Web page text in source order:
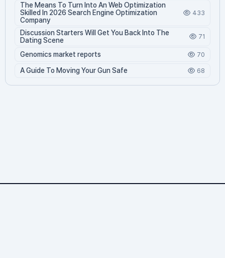
The Means To Turn Into An Web Optimization
Skilled In 2026 Search Engine Optimization
Company
433
Discussion Starters Will Get You Back Into The
Dating Scene
71
Genomics market reports 70
A Guide To Moving Your Gun Safe 68